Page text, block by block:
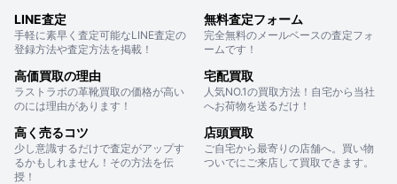
LINE査定
手軽に素早く査定可能なLINE査定の
登録方法や査定方法を掲載！
無料査定フォーム
完全無料のメールベースの査定フォ
ームです！
高価買取の理由
ラストラボの革靴買取の価格が高い
のには理由があります！
宅配買取
人気NO.1の買取方法！自宅から当社
へお荷物を送るだけ！
高く売るコツ
少し意識するだけで査定がアップす
るかもしれません！その方法を伝
授！
店頭買取
ご自宅から最寄りの店舗へ。買い物
ついでにご来店して買取できます。